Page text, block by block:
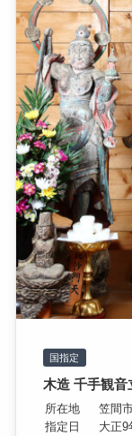
国指定
木造 千手観音
所在地
笠間
指定日
大正9